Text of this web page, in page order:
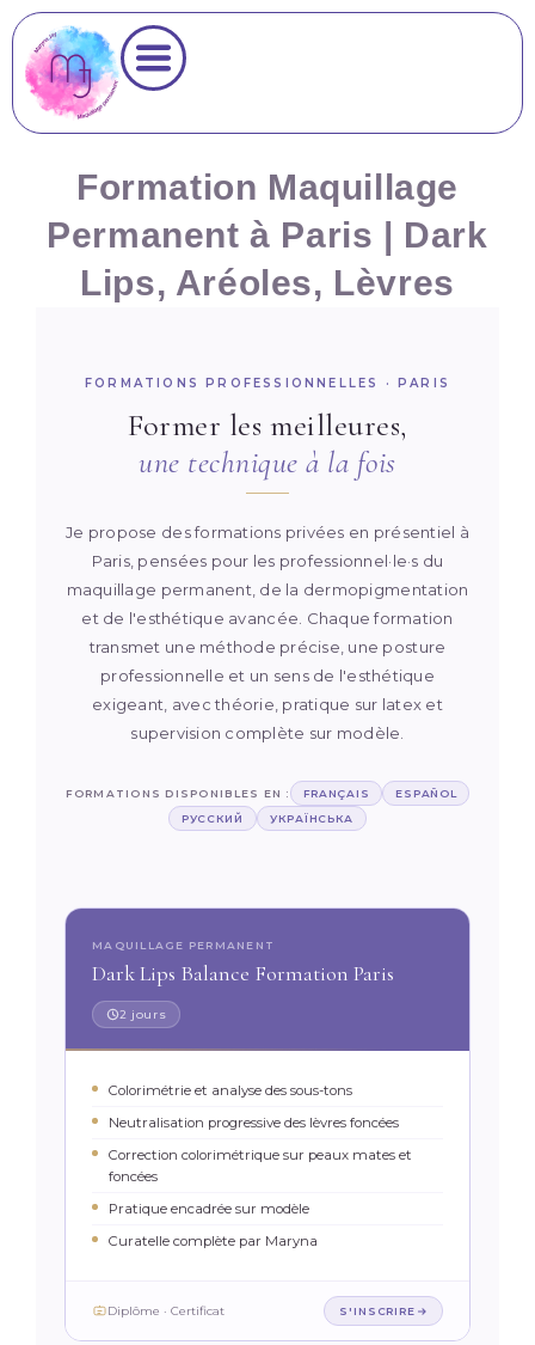
Formation Maquillage
Permanent à Paris | Dark
Lips, Aréoles, Lèvres
Formations
Formations privées en présentiel à Paris : Dark
FORMATIONS PROFESSIONNELLES · PARIS
Former les meilleures,
une technique à la fois
Je propose des formations privées en présentiel à
Paris, pensées pour les professionnel·le·s du
maquillage permanent, de la dermopigmentation
et de l'esthétique avancée. Chaque formation
transmet une méthode précise, une posture
professionnelle et un sens de l'esthétique
exigeant, avec théorie, pratique sur latex et
supervision complète sur modèle.
FORMATIONS DISPONIBLES EN : FRANÇAIS
ESPAÑOL
РУССКИЙ
УКРАЇНСЬКА
MAQUILLAGE PERMANENT
Dark Lips Balance Formation Paris
2 jours
Colorimétrie et analyse des sous-tons
Neutralisation progressive des lèvres foncées
Correction colorimétrique sur peaux mates et
foncées
Pratique encadrée sur modèle
Curatelle complète par Maryna
Diplôme · Certificat S'INSCRIRE